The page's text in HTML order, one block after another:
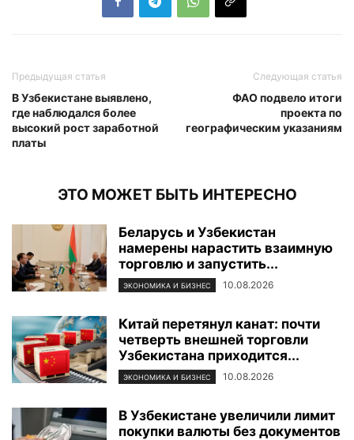
Предыдущая статья
В Узбекистане выявлено,
где наблюдался более
высокий рост заработной
платы
Следующая статья
ФАО подвело итоги
проекта по
географическим указаниям
ЭТО МОЖЕТ БЫТЬ ИНТЕРЕСНО
Беларусь и Узбекистан
намерены нарастить взаимную
торговлю и запустить...
ЭКОНОМИКА И БИЗНЕС 10.08.2026
Китай перетянул канат: почти
четверть внешней торговли
Узбекистана приходится...
ЭКОНОМИКА И БИЗНЕС 10.08.2026
В Узбекистане увеличили лимит
покупки валюты без документов